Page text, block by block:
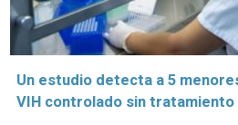
Un estudio detecta a 5
VIH controlado sin